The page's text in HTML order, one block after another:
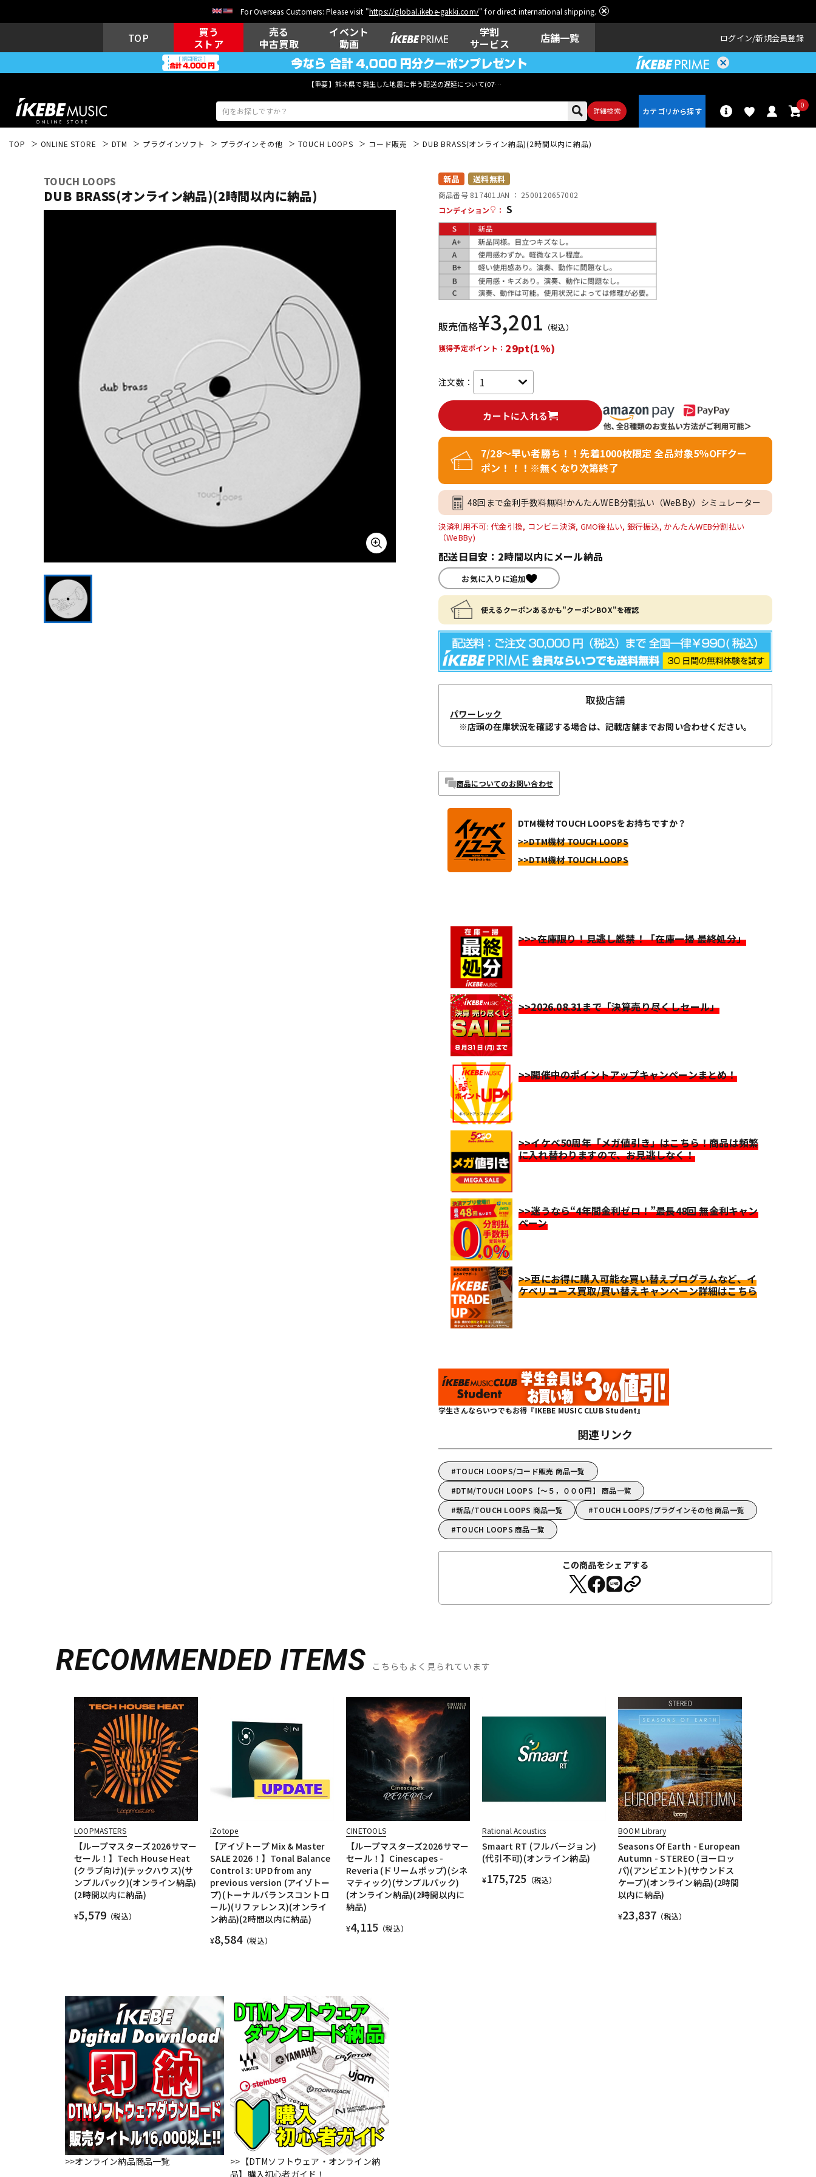
For Overseas Customers: Please visit "https://global.ikebe-gakki.com/" for direct international shipping.
TOP
買う
ストア
売る
中古買取
イベント
動画
学割
サービス
店舗一覧 ログイン 新規会員登録
【重要】熊本県で発生した地震に伴う配送の遅延について(07月29日
詳細検索
0
ウクレレ
その他楽器
DJ機器 レコーディン
グ機器
配信/ライブ
機器
中古 ヴィンテージ
TOP ONLINE STORE DTM プラグインソフト プラグインその他 TOUCH LOOPS コード販売 DUB BRASS(オンライン納品)(2時間以内に納品)
TOUCH LOOPS
DUB BRASS(オンライン納品)(2時間以内に納品)
新品 送料無料
商品番号 817401 JAN ： 2500120657002
コンディション
： S
販売価格¥3,201 （税込）
獲得予定ポイント： 29pt(1%)
注文数：
カートに入れる
7/28～早い者勝ち！！先着1000枚限定 全品対象5％OFFクー
ポン！！！※無くなり次第終了
48回まで金利手数料無料!かんたんWEB分割払い（WeBBy）シミュレーター
決済利用不可: 代金引換, コンビニ決済, GMO後払い, 銀行振込, かんたんWEB分割払い
（WeBBy)
配送日目安：2時間以内にメール納品
お気に入りに追加
使えるクーポンあるかも"クーポンBOX"を確認
取扱店舗
パワーレック
※店頭の在庫状況を確認する場合は、記載店舗までお問い合わせください。
商品についてのお問い合わせ
DTM機材 TOUCH LOOPSをお持ちですか？
>>DTM機材 TOUCH LOOPS
>>DTM機材 TOUCH LOOPS
>>>在庫限り！見逃し厳禁！「在庫一掃 最終処分」
>>2026.08.31まで「決算売り尽くしセール」
>>開催中のポイントアップキャンペーンまとめ！
>>イケベ50周年「メガ値引き」はこちら！商品は頻繁
に入れ替わりますので、お見逃しなく！
>>迷うなら“4年間金利ゼロ！”最長48回 無金利キャン
ペーン
>>更にお得に購入可能な買い替えプログラムなど、イ
ケベリユース買取/買い替えキャンペーン詳細はこちら
学生さんならいつでもお得『IKEBE MUSIC CLUB Student』
関連リンク
TOUCH LOOPS/コード販売 商品一覧
DTM/TOUCH LOOPS【～５，０００円】 商品一覧
新品/TOUCH LOOPS 商品一覧
TOUCH LOOPS/プラグインその他 商品一覧
TOUCH LOOPS 商品一覧
この商品をシェアする
RECOMMENDED ITEMS こちらもよく見られています
LOOPMASTERS
【ループマスターズ2026サマー
セール！】Tech House Heat
(クラブ向け)(テックハウス)(サ
ンプルパック)(オンライン納品)
(2時間以内に納品)
¥5,579 （税込）
iZotope
【アイゾトープ Mix & Master
SALE 2026！】Tonal Balance
Control 3: UPD from any
previous version (アイゾトー
プ)(トーナルバランスコントロ
ール)(リファレンス)(オンライ
ン納品)(2時間以内に納品)
¥8,584（税込）
CINETOOLS
【ループマスターズ2026サマー
セール！】Cinescapes -
Reveria (ドリームポップ)(シネ
マティック)(サンプルパック)
(オンライン納品)(2時間以内に
納品)
¥4,115 （税込）
Rational Acoustics
Smaart RT (フルバージョン)
(代引不可)(オンライン納品)
¥175,725 （税込）
BOOM Library
Seasons Of Earth - European
Autumn - STEREO (ヨーロッ
パ)(アンビエント)(サウンドス
ケープ)(オンライン納品)(2時間
以内に納品)
¥23,837 （税込）
>>オンライン納品商品一覧
>>【DTMソフトウェア・オンライン納
品】購入初心者ガイド！